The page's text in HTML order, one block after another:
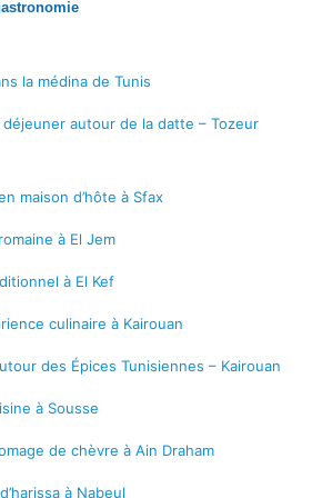
la médina de Tunis
autour de la datte – Tozeur
maison d’hôte à Sfax
à El Jem
à El Kef
culinaire à Kairouan
des Épices Tunisiennes – Kairouan
à Sousse
de chèvre à Ain Draham
à Nabeul